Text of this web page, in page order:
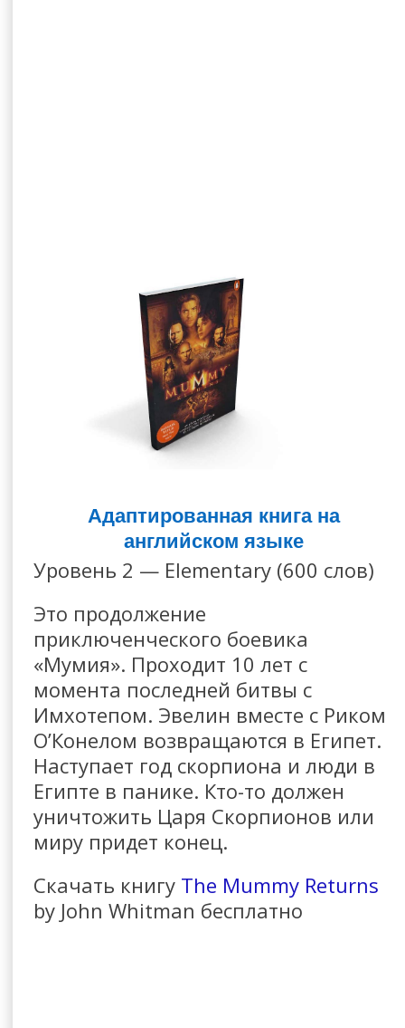
Адаптированная книга на
английском языке
Уровень 2 — Elementary (600 слов)
Это продолжение
приключенческого боевика
«Мумия». Проходит 10 лет с
момента последней битвы с
Имхотепом. Эвелин вместе с Риком
О’Конелом возвращаются в Египет.
Наступает год скорпиона и люди в
Египте в панике. Кто-то должен
уничтожить Царя Скорпионов или
миру придет конец.
Скачать книгу The Mummy Returns
by John Whitman бесплатно